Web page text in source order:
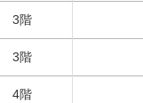
3階
3階
4階